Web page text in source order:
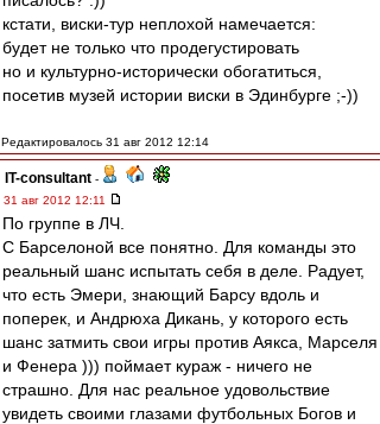
кстати, виски-тур неплохой намечается:
будет не только что продегустировать
но и культурно-исторически обогатиться,
посетив музей истории виски в Эдинбурге ;-))
Редактировалось 31 авг 2012 12:14
IT-consultant -
31 авг 2012 12:11
По группе в ЛЧ.
С Барселоной все понятно. Для команды это
реальный шанс испытать себя в деле. Радует,
что есть Эмери, знающий Барсу вдоль и
поперек, и Андрюха Дикань, у которого есть
шанс затмить свои игры против Аякса, Марселя
и Фенера ))) поймает кураж - ничего не
страшно. Для нас реальное удовольствие
увидеть своими глазами футбольных Богов и